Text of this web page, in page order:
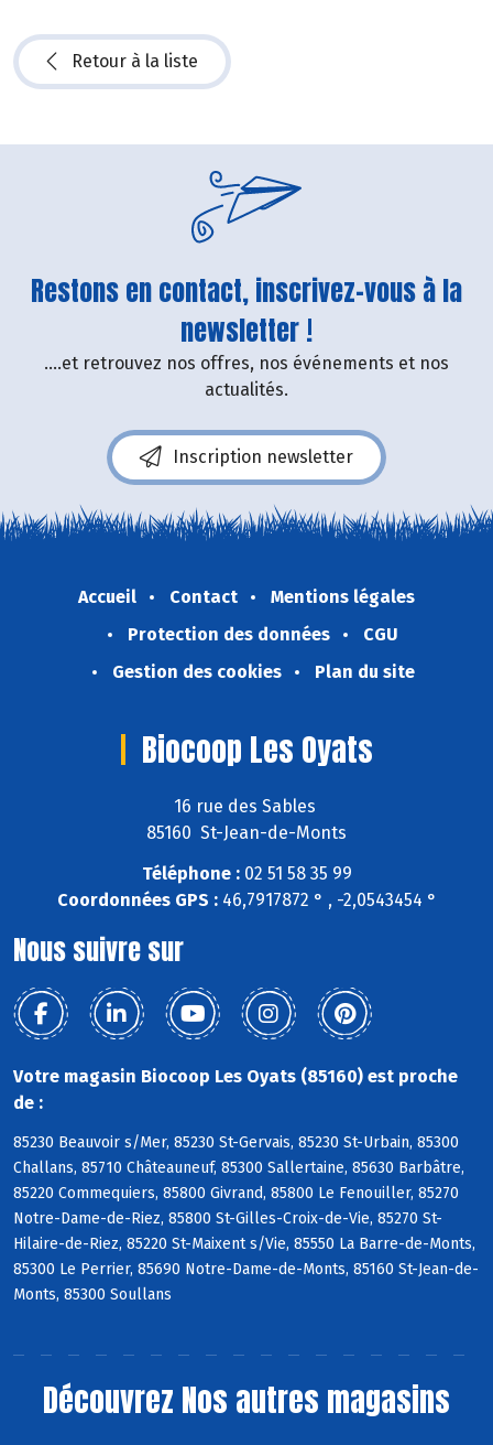
Retour à la liste
Restons en contact, inscrivez-vous à la
newsletter !
....et retrouvez nos offres, nos événements et nos
actualités.
Inscription newsletter
Accueil Contact
Mentions légales
Protection des données
CGU
Gestion des cookies
Plan du site
Biocoop Les Oyats
16 rue des Sables
85160 St-Jean-de-Monts
Téléphone :02 51 58 35 99
Coordonnées GPS :46,7917872 ° , -2,0543454 °
Nous suivre sur
Votre magasin Biocoop Les Oyats (85160) est proche
de :
85230 Beauvoir s/Mer, 85230 St-Gervais, 85230 St-Urbain, 85300
Challans, 85710 Châteauneuf, 85300 Sallertaine, 85630 Barbâtre,
85220 Commequiers, 85800 Givrand, 85800 Le Fenouiller, 85270
Notre-Dame-de-Riez, 85800 St-Gilles-Croix-de-Vie, 85270 St-
Hilaire-de-Riez, 85220 St-Maixent s/Vie, 85550 La Barre-de-Monts,
85300 Le Perrier, 85690 Notre-Dame-de-Monts, 85160 St-Jean-de-
Monts, 85300 Soullans
Découvrez Nos autres magasins